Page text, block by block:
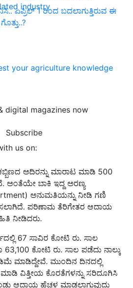
industry
your agriculture knowledge
digital magazines now
Subscribe
us on:
ಏಪ್ರಿಲ್ 1 ರಿಂದ ಬದಲಾಗುತ್ತಿರುವ ಈ
ಅದಿರನ್ನು ಮಾರಾಟ ಮಾಡಿ 500
ಅಂತೆಯೇ ಬಾಕಿ ಇದ್ದ ಅರಣ್ಯ
ಅನುಮತಿಯನ್ನು ನೀಡಿ ಗಣಿ
ಪರಿಣಾಮ ತೆರಿಗೇತರ ಆದಾಯ
ನೀಡಿದರು.
67 ಸಾವಿರ ಕೋಟಿ ರು. ಸಾಲ
ಕೋಟಿ ರು. ಸಾಲ ಪಡೆದು ನಾಲ್ಕು
ಮಾಡಿದ್ದೇವೆ. ಮುಂದಿನ ದಿನದಲ್ಲಿ
ವಿತ್ತೀಯ ಕೊರತೆಗಳನ್ನು ಸರಿದೂಗಿಸಿ
ಆದಾಯ ಹೆಚ್ಚಳ ಮಾಡಲಾಗುವುದು